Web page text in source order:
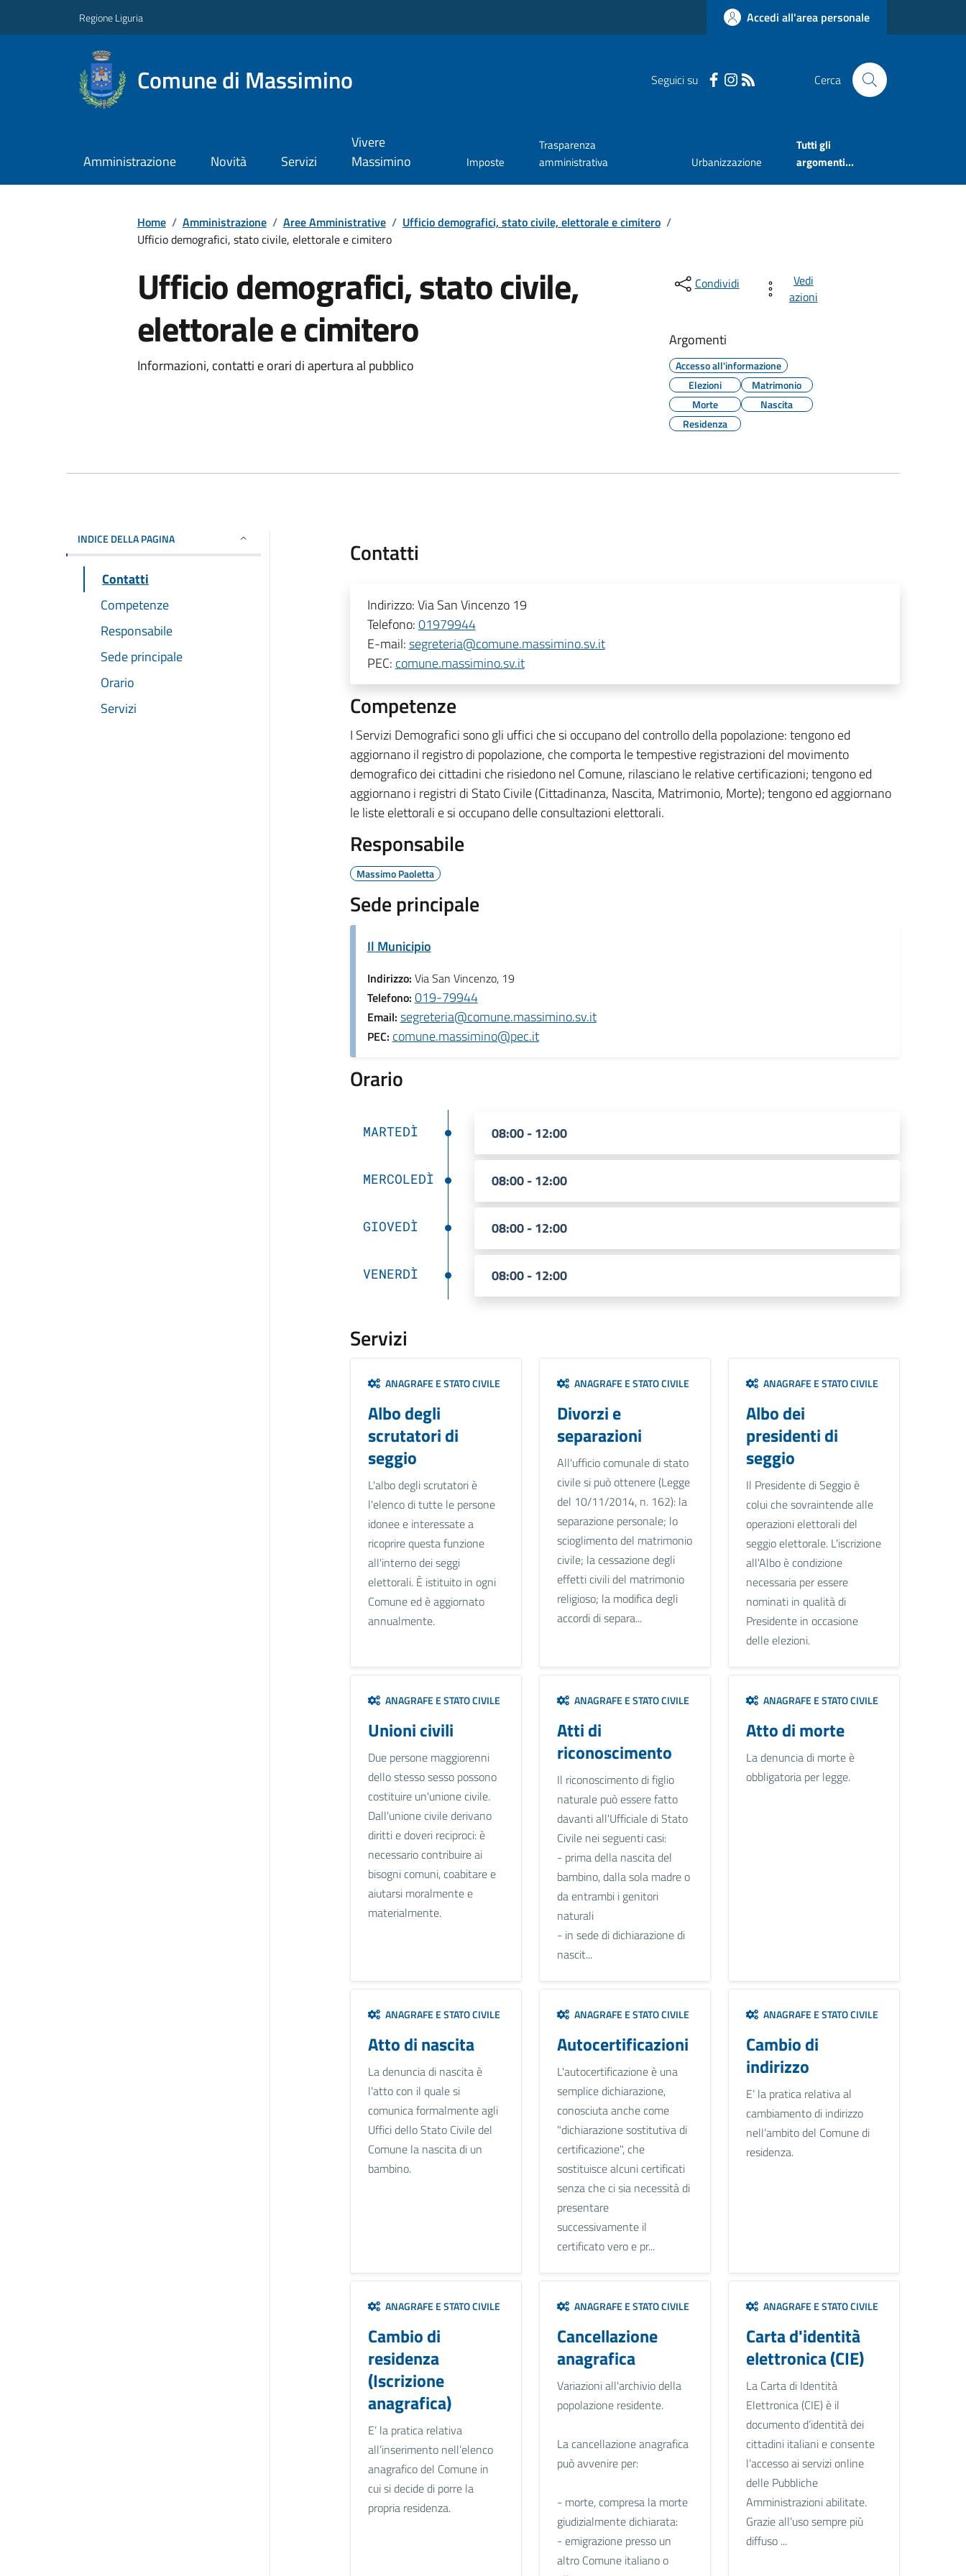
Regione Liguria Accedi all'area personale
Comune di Massimino Seguici su Cerca
Amministrazione Novità Servizi
Vivere
Massimino
Imposte
Trasparenza
amministrativa
Urbanizzazione
Tutti gli
argomenti...
Home / Amministrazione / Aree Amministrative / Ufficio demografici, stato civile, elettorale e cimitero /
Ufficio demografici, stato civile, elettorale e cimitero
Ufficio demografici, stato civile,
elettorale e cimitero
Informazioni, contatti e orari di apertura al pubblico
Condividi
Vedi
azioni
Argomenti
Accesso all'informazione
Elezioni
Matrimonio
Morte
Nascita
Residenza
INDICE DELLA PAGINA
Contatti
Competenze
Responsabile
Sede principale
Orario
Servizi
Contatti
Indirizzo:Via San Vincenzo 19
Telefono:01979944
E-mail:segreteria@comune.massimino.sv.it
PEC: comune.massimino.sv.it
Competenze
I Servizi Demografici sono gli uffici che si occupano del controllo della popolazione: tengono ed
aggiornano il registro di popolazione, che comporta le tempestive registrazioni del movimento
demografico dei cittadini che risiedono nel Comune, rilasciano le relative certificazioni; tengono ed
aggiornano i registri di Stato Civile (Cittadinanza, Nascita, Matrimonio, Morte); tengono ed aggiornano
le liste elettorali e si occupano delle consultazioni elettorali.
Responsabile
Massimo Paoletta
Sede principale
Il Municipio
Indirizzo: Via San Vincenzo, 19
Telefono: 019-79944
Email: segreteria@comune.massimino.sv.it
PEC: comune.massimino@pec.it
Orario
MARTEDÌ 08:00 - 12:00
MERCOLEDÌ 08:00 - 12:00
GIOVEDÌ 08:00 - 12:00
VENERDÌ 08:00 - 12:00
Servizi
ANAGRAFE E STATO CIVILE
Albo degli
scrutatori di
seggio
L'albo degli scrutatori è
l'elenco di tutte le persone
idonee e interessate a
ricoprire questa funzione
all'interno dei seggi
elettorali. È istituito in ogni
Comune ed è aggiornato
annualmente.
ANAGRAFE E STATO CIVILE
Divorzi e
separazioni
All'ufficio comunale di stato
civile si può ottenere (Legge
del 10/11/2014, n. 162): la
separazione personale; lo
scioglimento del matrimonio
civile; la cessazione degli
effetti civili del matrimonio
religioso; la modifica degli
accordi di separa...
ANAGRAFE E STATO CIVILE
Albo dei
presidenti di
seggio
Il Presidente di Seggio è
colui che sovraintende alle
operazioni elettorali del
seggio elettorale. L'iscrizione
all'Albo è condizione
necessaria per essere
nominati in qualità di
Presidente in occasione
delle elezioni.
ANAGRAFE E STATO CIVILE
Unioni civili
Due persone maggiorenni
dello stesso sesso possono
costituire un'unione civile.
Dall'unione civile derivano
diritti e doveri reciproci: è
necessario contribuire ai
bisogni comuni, coabitare e
aiutarsi moralmente e
materialmente.
ANAGRAFE E STATO CIVILE
Atti di
riconoscimento
Il riconoscimento di figlio
naturale può essere fatto
davanti all'Ufficiale di Stato
Civile nei seguenti casi:
- prima della nascita del
bambino, dalla sola madre o
da entrambi i genitori
naturali
- in sede di dichiarazione di
nascit...
ANAGRAFE E STATO CIVILE
Atto di morte
La denuncia di morte è
obbligatoria per legge.
ANAGRAFE E STATO CIVILE
Atto di nascita
La denuncia di nascita è
l'atto con il quale si
comunica formalmente agli
Uffici dello Stato Civile del
Comune la nascita di un
bambino.
ANAGRAFE E STATO CIVILE
Autocertificazioni
L'autocertificazione è una
semplice dichiarazione,
conosciuta anche come
"dichiarazione sostitutiva di
certificazione", che
sostituisce alcuni certificati
senza che ci sia necessità di
presentare
successivamente il
certificato vero e pr...
ANAGRAFE E STATO CIVILE
Cambio di
indirizzo
E’ la pratica relativa al
cambiamento di indirizzo
nell’ambito del Comune di
residenza.
ANAGRAFE E STATO CIVILE
Cambio di
residenza
(Iscrizione
anagrafica)
E’ la pratica relativa
all’inserimento nell’elenco
anagrafico del Comune in
cui si decide di porre la
propria residenza.
ANAGRAFE E STATO CIVILE
Cancellazione
anagrafica
Variazioni all'archivio della
popolazione residente.
La cancellazione anagrafica
può avvenire per:
- morte, compresa la morte
giudizialmente dichiarata:
- emigrazione presso un
altro Comune italiano o
ANAGRAFE E STATO CIVILE
Carta d'identità
elettronica (CIE)
La Carta di Identità
Elettronica (CIE) è il
documento d’identità dei
cittadini italiani e consente
l’accesso ai servizi online
delle Pubbliche
Amministrazioni abilitate.
Grazie all’uso sempre più
diffuso ...